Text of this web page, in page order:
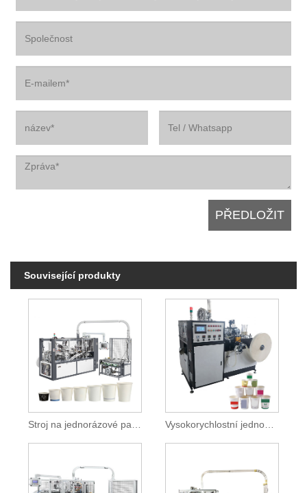
Související produkty
Stroj na jednorázové papírové kelímky Vysokorychlostní jednodeskový stroj s otevřenými vačkami na papírový pohár